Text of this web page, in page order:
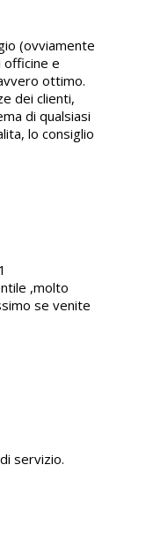
(ovviamente
officine e
ottimo.
dei clienti,
di qualsiasi
lo consiglio
,molto
se venite
servizio.